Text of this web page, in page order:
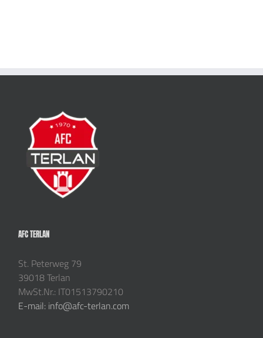
AFC TERLAN
St. Peterweg 79
39018 Terlan
MwSt.Nr.: IT01513790210
E-mail: info@afc-terlan.com